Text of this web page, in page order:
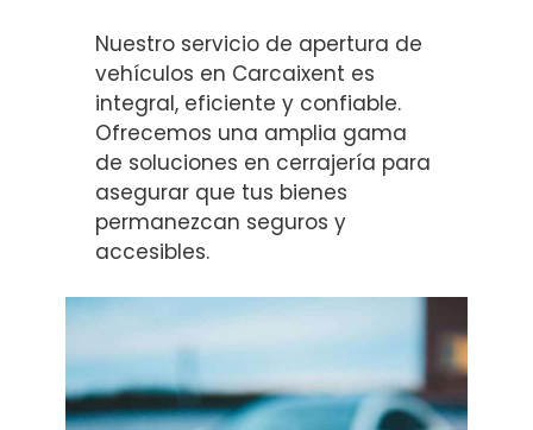
Nuestro servicio de apertura de
vehículos en Carcaixent es
integral, eficiente y confiable.
Ofrecemos una amplia gama
de soluciones en cerrajería para
asegurar que tus bienes
permanezcan seguros y
accesibles.